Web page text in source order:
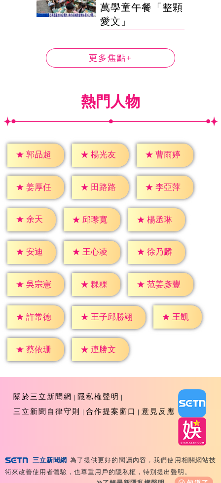
萬學童午餐「整顆
愛文」
更多焦點+
熱門人物
★ 郭品超 ★ 楊光友 ★ 曹雨婷
★ 姜厚任 ★ 田路路 ★ 李亞萍
★ 余天 ★ 邱瓈寬 ★ 楊丞琳
★ 安迪 ★ 王心凌 ★ 徐乃麟
★ 吳宗憲 ★ 粿粿 ★ 范姜彥豐
★ 許常德 ★ 王子邱勝翊 ★ 王凱
★ 蔡依珊 ★ 連勝文
關於三立新聞網
隱私權聲明
三立新聞自律守則
合作提案窗口 意見反應
Reserved 版權所有 盜用必究 台北市內湖區舊宗路一段159
三立新聞網 為了提供更好的閱讀內容，我們使用相關網站技
術來改善使用者體驗，也尊重用戶的隱私權，特別提出聲明。